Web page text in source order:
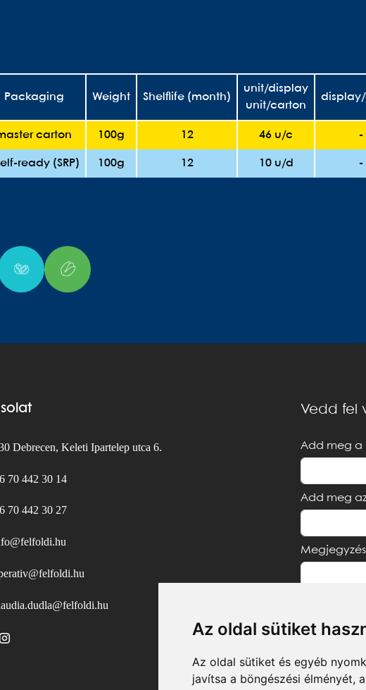
Az oldal sütiket
Az oldal sütiket és egyéb
javítsa a böngészési élményét,
Packaging Weight Shelflife (month)
unit/display
unit/carton
carton 100g 12 46 u/c -
ready (SRP) 100g 12 10 u/d -
Debrecen, Keleti Ipartelep utca 6.
70 442 30 14
70 442 30 27
Vedd fel
Add meg a
Add meg